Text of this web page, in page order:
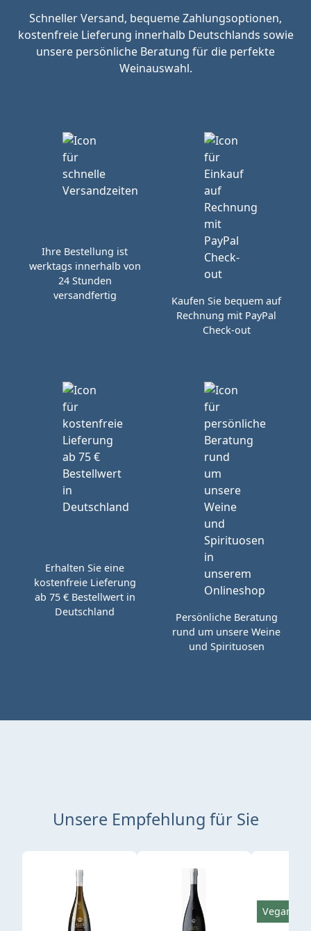
Schneller Versand, bequeme Zahlungsoptionen,
kostenfreie Lieferung innerhalb Deutschlands sowie
unsere persönliche Beratung für die perfekte
Weinauswahl.
Ihre Bestellung ist
werktags innerhalb von
24 Stunden
versandfertig
Kaufen Sie bequem auf
Rechnung mit PayPal
Check-out
Erhalten Sie eine
kostenfreie Lieferung
ab 75 € Bestellwert in
Deutschland
Persönliche Beratung
rund um unsere Weine
und Spirituosen
Unsere Empfehlung für Sie
Produktgalerie überspringen
Vegan